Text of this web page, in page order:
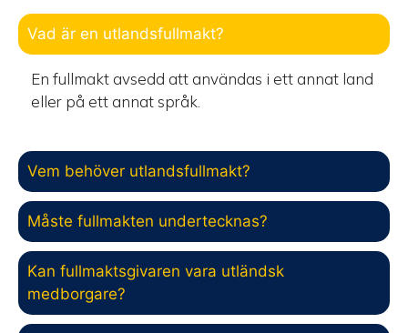
Vad är en utlandsfullmakt?
Vem behöver utlandsfullmakt?
Måste fullmakten undertecknas?
Kan fullmaktsgivaren vara utländsk
medborgare?
En fullmakt avsedd att användas i ett annat land
eller på ett annat språk.